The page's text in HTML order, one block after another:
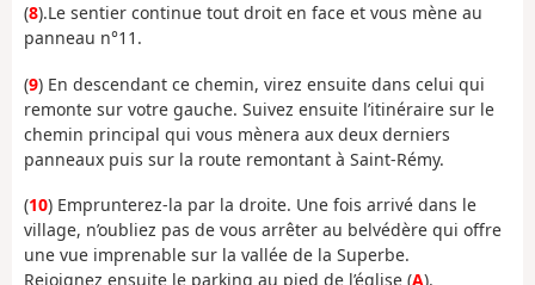
(8).Le sentier continue tout droit en face et vous mène au
panneau n°11.
(9) En descendant ce chemin, virez ensuite dans celui qui
remonte sur votre gauche. Suivez ensuite l’itinéraire sur le
chemin principal qui vous mènera aux deux derniers
panneaux puis sur la route remontant à Saint-Rémy.
(10) Emprunterez-la par la droite. Une fois arrivé dans le
village, n’oubliez pas de vous arrêter au belvédère qui offre
une vue imprenable sur la vallée de la Superbe.
Rejoignez ensuite le parking au pied de l’église (A).